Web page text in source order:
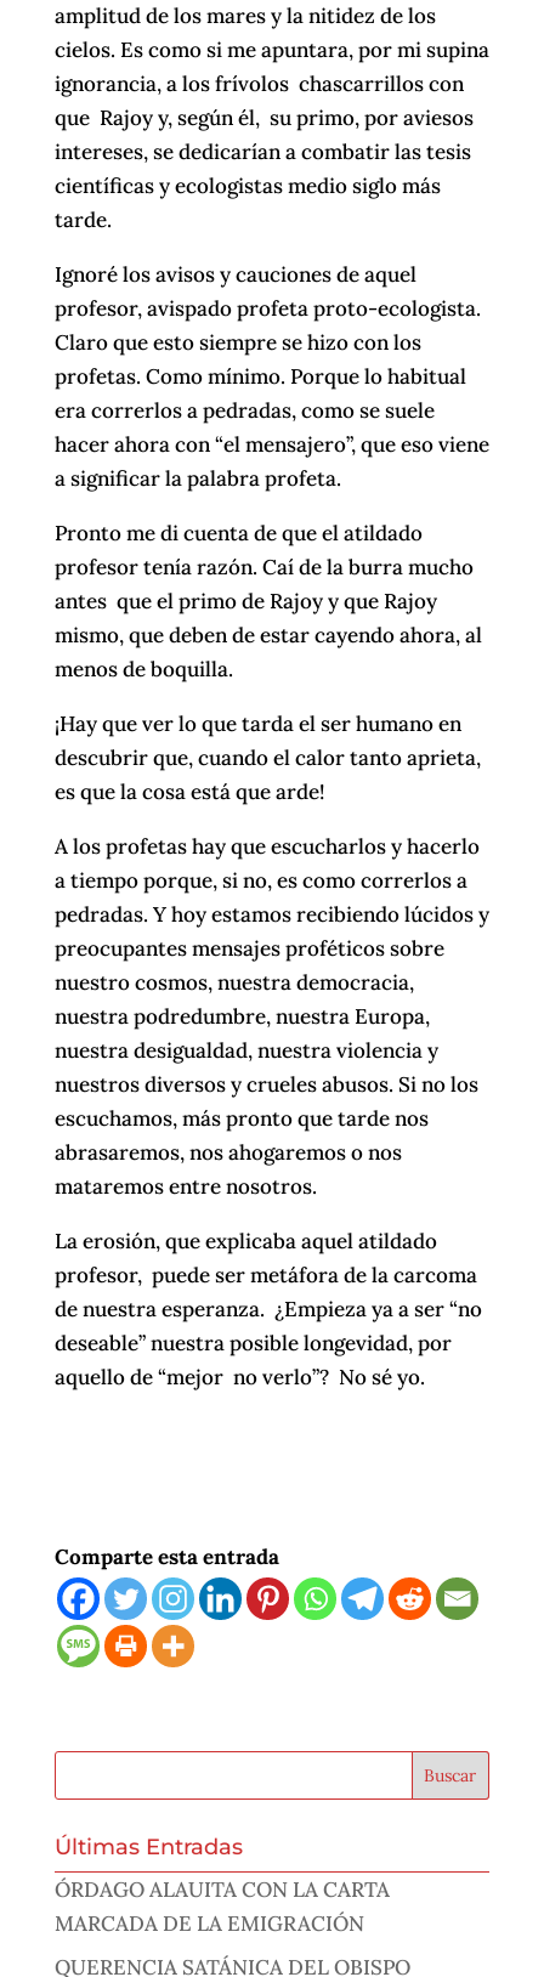
amplitud de los mares y la nitidez de los
cielos. Es como si me apuntara, por mi supina
ignorancia, a los frívolos chascarrillos con
que Rajoy y, según él, su primo, por aviesos
intereses, se dedicarían a combatir las tesis
científicas y ecologistas medio siglo más
tarde.
Ignoré los avisos y cauciones de aquel
profesor, avispado profeta proto-ecologista.
Claro que esto siempre se hizo con los
profetas. Como mínimo. Porque lo habitual
era correrlos a pedradas, como se suele
hacer ahora con “el mensajero”, que eso viene
a significar la palabra profeta.
Pronto me di cuenta de que el atildado
profesor tenía razón. Caí de la burra mucho
antes que el primo de Rajoy y que Rajoy
mismo, que deben de estar cayendo ahora, al
menos de boquilla.
¡Hay que ver lo que tarda el ser humano en
descubrir que, cuando el calor tanto aprieta,
es que la cosa está que arde!
A los profetas hay que escucharlos y hacerlo
a tiempo porque, si no, es como correrlos a
pedradas. Y hoy estamos recibiendo lúcidos y
preocupantes mensajes proféticos sobre
nuestro cosmos, nuestra democracia,
nuestra podredumbre, nuestra Europa,
nuestra desigualdad, nuestra violencia y
nuestros diversos y crueles abusos. Si no los
escuchamos, más pronto que tarde nos
abrasaremos, nos ahogaremos o nos
mataremos entre nosotros.
La erosión, que explicaba aquel atildado
profesor, puede ser metáfora de la carcoma
de nuestra esperanza. ¿Empieza ya a ser “no
deseable” nuestra posible longevidad, por
aquello de “mejor no verlo”? No sé yo.
Comparte esta entrada
Últimas Entradas
ÓRDAGO ALAUITA CON LA CARTA
MARCADA DE LA EMIGRACIÓN
QUERENCIA SATÁNICA DEL OBISPO